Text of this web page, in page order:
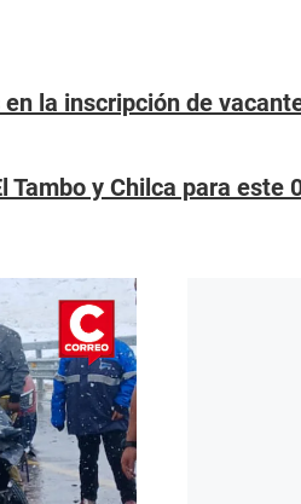
la inscripción de
y Chilca para este